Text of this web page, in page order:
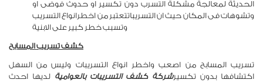
الحديثة لمعالجة مشكلة التسرب دون تكسير او حدوث فوضى او
وتشوهات فى المكان حيث ان التسريباتتعتبر من اخطرانواع التسريب
وتسبب خطر كبير على الابنية
كشف تسريب المسابح
تسريب المسابح من اصعب واخطر انواع التسريبات وليس من السهل
اكتشافها بدون تكسيرشركة كشف التسريبات بالعوامية لديها احدث